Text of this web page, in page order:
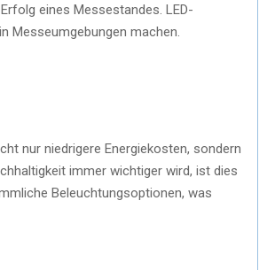
eines Messestandes. LED-
Messeumgebungen machen.
nur niedrigere Energiekosten, sondern
immer wichtiger wird, ist dies
Beleuchtungsoptionen, was